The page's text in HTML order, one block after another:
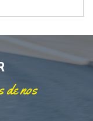
de nos